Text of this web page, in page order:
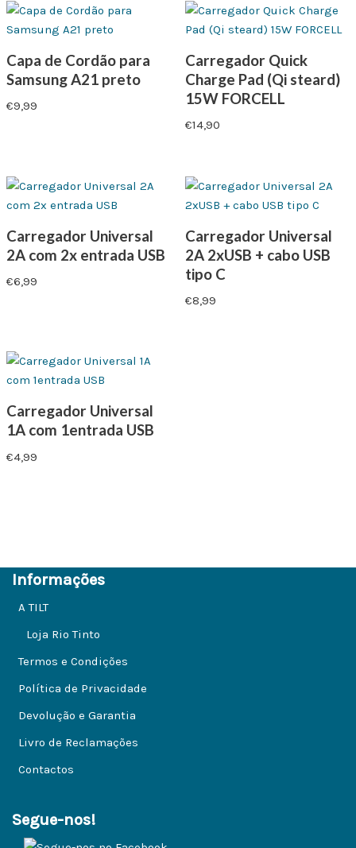
Capa de Cordão para
Samsung A21 preto
€9,99
Carregador Quick
Charge Pad (Qi steard)
15W FORCELL
€14,90
Carregador Universal
2A com 2x entrada USB
€6,99
Carregador Universal
2A 2xUSB + cabo USB
tipo C
€8,99
Carregador Universal
1A com 1entrada USB
€4,99
Informações
A TILT
Loja Rio Tinto
Termos e Condições
Política de Privacidade
Devolução e Garantia
Livro de Reclamações
Contactos
Segue-nos!